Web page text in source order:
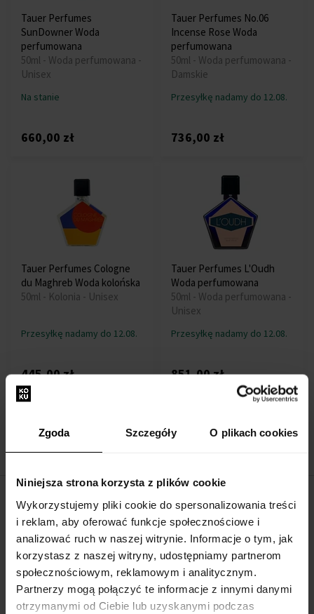
Zgoda Szczegóły O plikach cookies
Niniejsza strona korzysta z plików cookie
Wykorzystujemy pliki cookie do spersonalizowania treści
i reklam, aby oferować funkcje społecznościowe i
analizować ruch w naszej witrynie. Informacje o tym, jak
korzystasz z naszej witryny, udostępniamy partnerom
społecznościowym, reklamowym i analitycznym.
Partnerzy mogą połączyć te informacje z innymi danymi
otrzymanymi od Ciebie lub uzyskanymi podczas
Tauer Perfumes
SunDowner Woda
perfumowana
50ml - Woda perfumowana -
Unisex
Na stanie
660,00 zł
Tauer Perfumes No.06
Incense Rose Woda
perfumowana
50ml - Woda perfumowana -
Damskie
Przesyłkę nadamy do 12.08.
736,00 zł
Tauer Perfumes Cologne
du Maghreb Woda kolońska
50ml - Kolonia - Unisex
Przesyłkę nadamy do 12.08.
445,00 zł
Tauer Perfumes L'Oudh
Woda perfumowana
50ml - Woda perfumowana -
Unisex
Przesyłkę nadamy do 12.08.
851,00 zł
O FIRMIE
O nas
Formularz kontaktowy
Kontakt